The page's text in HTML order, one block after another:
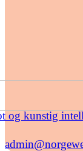
og kunstig